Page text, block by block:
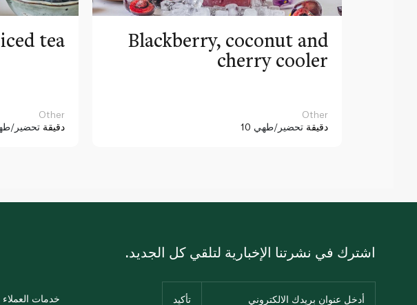
tea
Other
10 دقيقة تحضير/
Blackberry, coconut and
cherry cooler
Other
10 دقيقة تحضير/طهي
خدمات العملاء
اشترك في نشرتنا الإخبارية لتلقي كل الجديد.